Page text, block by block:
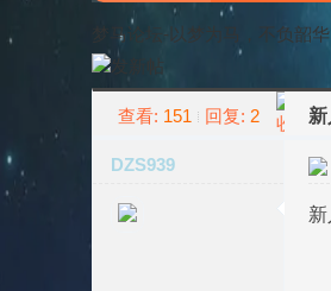
梦马论坛-以梦为马，不负韶华
查看: 151 回复: 2
DZS939